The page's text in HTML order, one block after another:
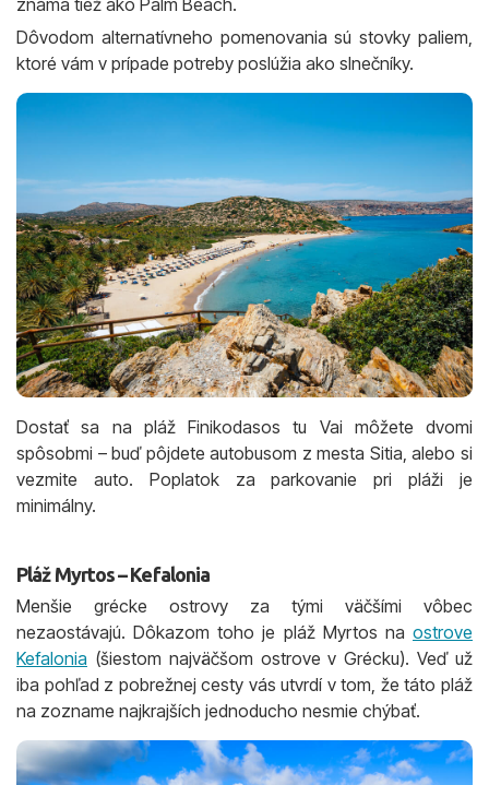
Dôvodom alternatívneho pomenovania sú stovky paliem,
ktoré vám v prípade potreby poslúžia ako slnečníky.
Dostať sa na pláž Finikodasos tu Vai môžete dvomi
spôsobmi – buď pôjdete autobusom z mesta Sitia, alebo si
vezmite auto. Poplatok za parkovanie pri pláži je
minimálny.
Pláž Myrtos – Kefalonia
Menšie grécke ostrovy za tými väčšími vôbec
nezaostávajú. Dôkazom toho je pláž Myrtos na ostrove
Kefalonia (šiestom najväčšom ostrove v Grécku). Veď už
iba pohľad z pobrežnej cesty vás utvrdí v tom, že táto pláž
na zozname najkrajších jednoducho nesmie chýbať.